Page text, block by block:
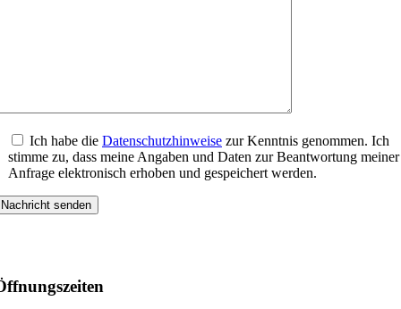
Ich habe die Datenschutzhinweise zur Kenntnis genommen. Ich
stimme zu, dass meine Angaben und Daten zur Beantwortung meiner
Anfrage elektronisch erhoben und gespeichert werden.